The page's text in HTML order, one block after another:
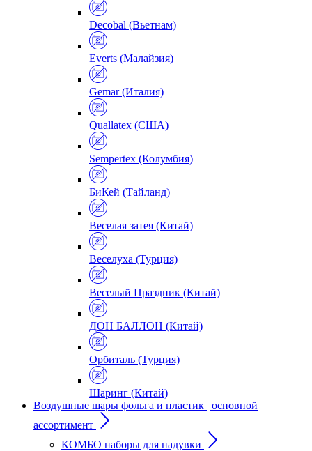
Decobal (Вьетнам)
Everts (Малайзия)
Gemar (Италия)
Quallatex (США)
Sempertex (Колумбия)
БиКей (Тайланд)
Веселая затея (Китай)
Веселуха (Турция)
Веселый Праздник (Китай)
ДОН БАЛЛОН (Китай)
Орбиталь (Турция)
Шаринг (Китай)
Воздушные шары фольга и пластик | основной
ассортимент
КОМБО наборы для надувки